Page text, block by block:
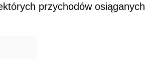
przychodów osiąganych